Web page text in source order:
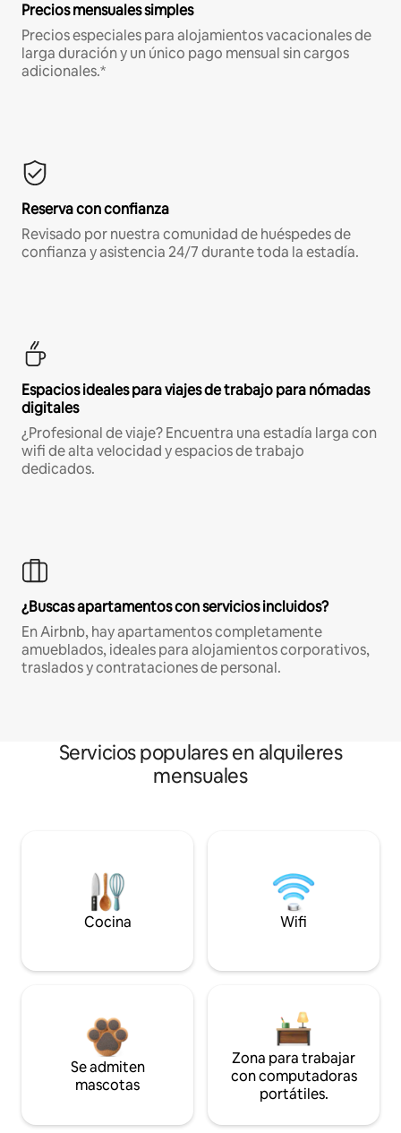
Precios mensuales simples
Precios especiales para alojamientos vacacionales de
larga duración y un único pago mensual sin cargos
adicionales.*
Reserva con confianza
Revisado por nuestra comunidad de huéspedes de
confianza y asistencia 24/7 durante toda la estadía.
Espacios ideales para viajes de trabajo para nómadas
digitales
¿Profesional de viaje? Encuentra una estadía larga con
wifi de alta velocidad y espacios de trabajo
dedicados.
¿Buscas apartamentos con servicios incluidos?
En Airbnb, hay apartamentos completamente
amueblados, ideales para alojamientos corporativos,
traslados y contrataciones de personal.
Servicios populares en alquileres
mensuales
Cocina Wifi
Se admiten
mascotas
Zona para trabajar
con computadoras
portátiles.